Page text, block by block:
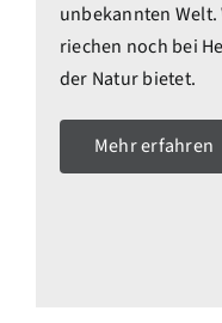
unbekannten
riechen noch bei
der Natur bietet.
Mehr erfahren